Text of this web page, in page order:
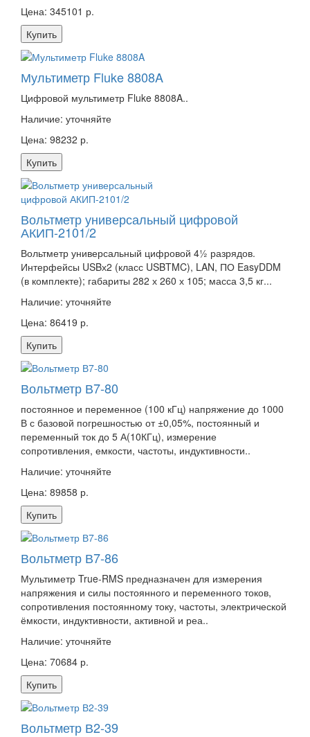
Цена: 345101 р.
Купить
Мультиметр Fluke 8808A
Цифровой мультиметр Fluke 8808A..
Наличие: уточняйте
Цена: 98232 р.
Купить
Вольтметр универсальный цифровой
АКИП-2101/2
Вольтметр универсальный цифровой 4½ разрядов.
Интерфейсы USBх2 (класс USBTMC), LAN, ПО EasyDDM
(в комплекте); габариты 282 х 260 х 105; масса 3,5 кг...
Наличие: уточняйте
Цена: 86419 р.
Купить
Вольтметр В7-80
постоянное и переменное (100 кГц) напряжение до 1000
В с базовой погрешностью от ±0,05%, постоянный и
переменный ток до 5 А(10КГц), измерение
сопротивления, емкости, частоты, индуктивности..
Наличие: уточняйте
Цена: 89858 р.
Купить
Вольтметр В7-86
Мультиметр True-RMS предназначен для измерения
напряжения и силы постоянного и переменного токов,
сопротивления постоянному току, частоты, электрической
ёмкости, индуктивности, активной и реа..
Наличие: уточняйте
Цена: 70684 р.
Купить
Вольтметр В2-39